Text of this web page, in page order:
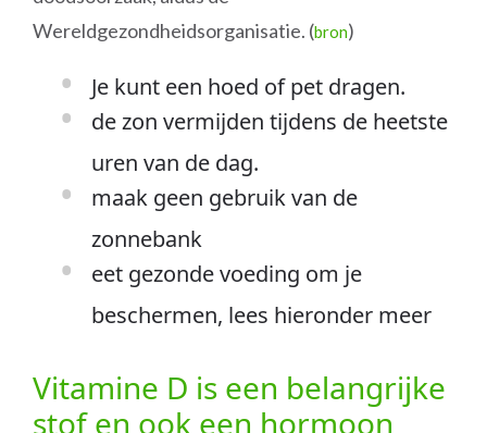
Wereldgezondheidsorganisatie. (bron)
Je kunt een hoed of pet dragen.
de zon vermijden tijdens de heetste
uren van de dag.
maak geen gebruik van de
zonnebank
eet gezonde voeding om je
beschermen, lees hieronder meer
Vitamine D is een belangrijke
stof en ook een hormoon